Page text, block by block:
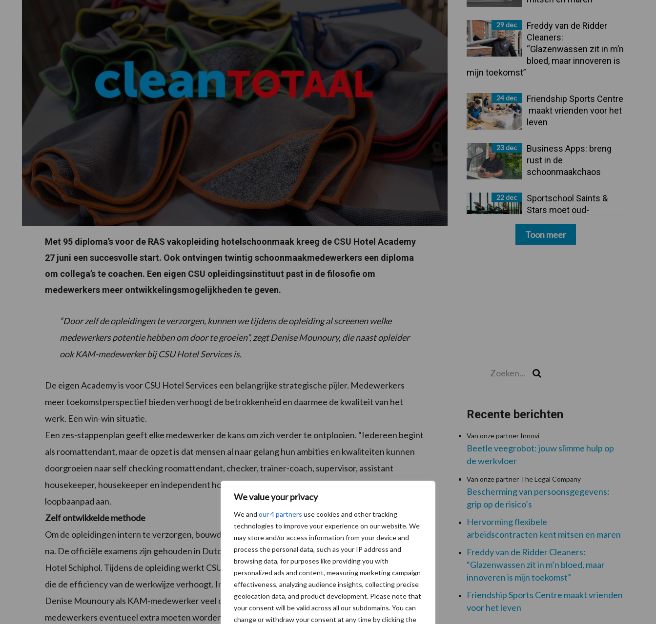
We value your privacy
We and our 4 partners use cookies and other tracking
technologies to improve your experience on our website. We
may store and/or access information from your device and
process the personal data, such as your IP address and
browsing data, for purposes like providing you with
personalized ads and content, measuring marketing campaign
effectiveness, analyzing audience insights, collecting precise
geolocation data, and product development. Please note that
your consent will be valid across all our subdomains. You can
change or withdraw your consent at any time by clicking the
Met 95 diploma’s voor de RAS vakopleiding hotelschoonmaak kreeg de CSU Hotel Academy
27 juni een succesvolle start. Ook ontvingen twintig schoonmaakmedewerkers een diploma
om collega’s te coachen. Een eigen CSU opleidingsinstituut past in de filosofie om
medewerkers meer ontwikkelingsmogelijkheden te geven.
“Door zelf de opleidingen te verzorgen, kunnen we tijdens de opleiding al screenen welke
medewerkers potentie hebben om door te groeien”, zegt Denise Mounoury, die naast opleider
ook KAM-medewerker bij CSU Hotel Services is.
De eigen Academy is voor CSU Hotel Services een belangrijke strategische pijler. Medewerkers
meer toekomstperspectief bieden verhoogt de betrokkenheid en daarmee de kwaliteit van het
werk. Een win-win situatie.
Een zes-stappenplan geeft elke medewerker de kans om zich verder te ontplooien. “Iedereen begint
als roomattendant, maar de opzet is dat mensen al naar gelang hun ambities en kwaliteiten kunnen
doorgroeien naar self checking roomattendant, checker, trainer-coach, supervisor, assistant
housekeeper, housekeeper en independent housekeeper”, geeft Denise Mounoury het
loopbaanpad aan.
Zelf ontwikkelde methode
Om de opleidingen intern te verzorgen, bouwde CSU Hotel Services in Amsterdam een hotelkamer
na. De officiële examens zijn gehouden in Dutch Design Hotel Artemis en Steigenberger Airport
Hotel Schiphol. Tijdens de opleiding werkt CSU Hotel Services met een zelf ontwikkelde methode
die de efficiency van de werkwijze verhoogt. Ingrid Holland, KAM-manager van CSU: “Omdat
Denise Mounoury als KAM-medewerker veel op de projecten komt, weet zij wat er speelt en waar
medewerkers eventueel extra moeten worden bijgestuurd.”
29 dec
Freddy van de Ridder
Cleaners:
“Glazenwassen zit in m’n
bloed, maar innoveren is
mijn toekomst”
24 dec
Friendship Sports Centre
maakt vrienden voor het
leven
23 dec
Business Apps: breng
rust in de
schoonmaakchaos
22 dec
Sportschool Saints &
Stars moet oud-
betalen
Toon meer
Recente berichten
Van onze partner Innovi
Beetle veegrobot: jouw slimme hulp op
de werkvloer
Van onze partner The Legal Company
Bescherming van persoonsgegevens:
grip op de risico’s
Hervorming flexibele
arbeidscontracten kent mitsen en maren
Freddy van de Ridder Cleaners:
“Glazenwassen zit in m’n bloed, maar
innoveren is mijn toekomst”
Friendship Sports Centre maakt vrienden
voor het leven